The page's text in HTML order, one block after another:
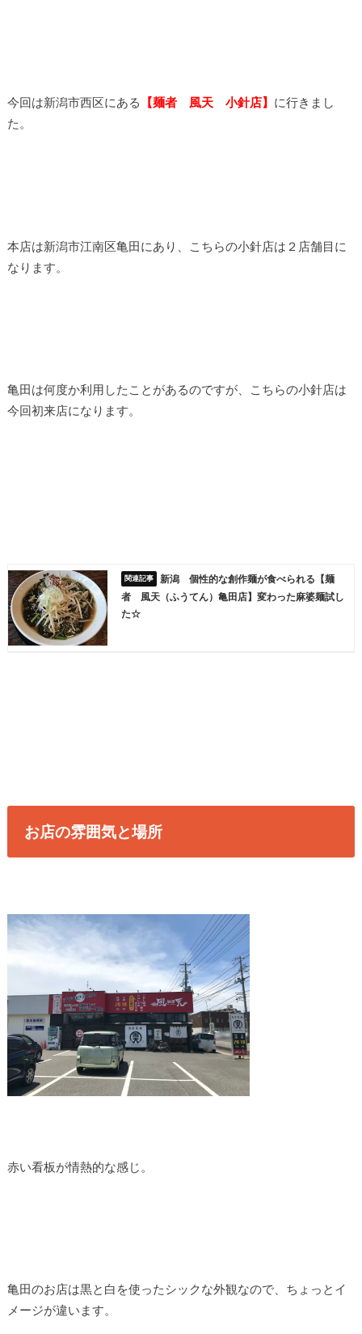
今回は新潟市西区にある 【麺者 風天 小針店】 に行きまし
た。
本店は新潟市江南区亀田にあり、こちらの小針店は２店舗目に
なります。
亀田は何度か利用したことがあるのですが、こちらの小針店は
今回初来店になります。
新潟 個性的な創作麺が食べられる【麺
者 風天（ふうてん）亀田店】変わった麻婆麺試し
た☆
お店の雰囲気と場所
赤い看板が情熱的な感じ。
亀田のお店は黒と白を使ったシックな外観なので、ちょっとイ
メージが違います。